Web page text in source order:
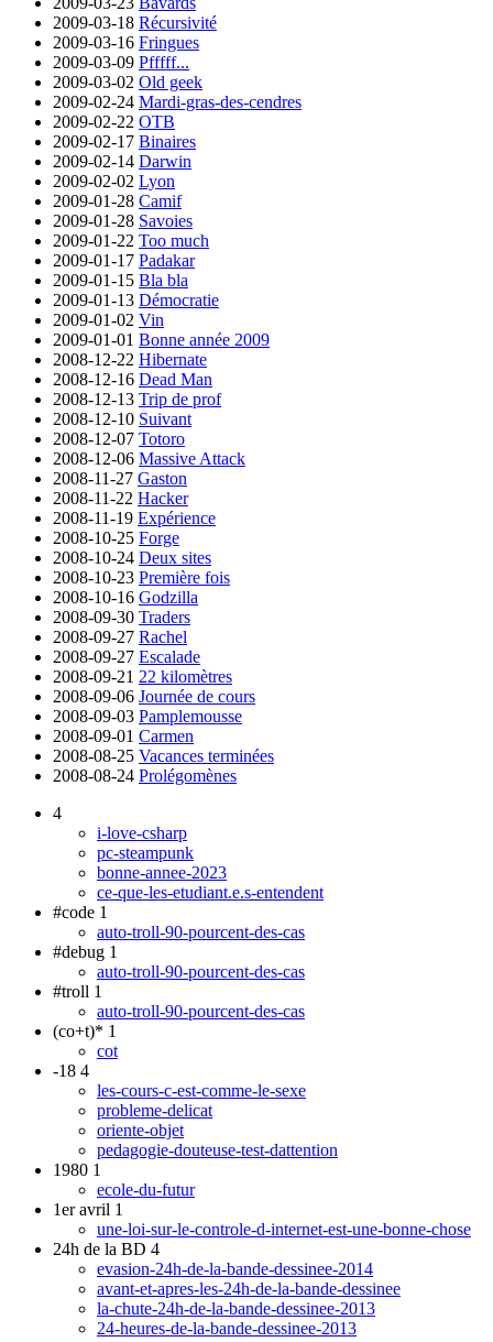
2009-03-18 Récursivité
2009-03-16 Fringues
2009-03-09 Pfffff...
2009-03-02 Old geek
2009-02-24 Mardi-gras-des-cendres
2009-02-22 OTB
2009-02-17 Binaires
2009-02-14 Darwin
2009-02-02 Lyon
2009-01-28 Camif
2009-01-28 Savoies
2009-01-22 Too much
2009-01-17 Padakar
2009-01-15 Bla bla
2009-01-13 Démocratie
2009-01-02 Vin
2009-01-01 Bonne année 2009
2008-12-22 Hibernate
2008-12-16 Dead Man
2008-12-13 Trip de prof
2008-12-10 Suivant
2008-12-07 Totoro
2008-12-06 Massive Attack
2008-11-27 Gaston
2008-11-22 Hacker
2008-11-19 Expérience
2008-10-25 Forge
2008-10-24 Deux sites
2008-10-23 Première fois
2008-10-16 Godzilla
2008-09-30 Traders
2008-09-27 Rachel
2008-09-27 Escalade
2008-09-21 22 kilomètres
2008-09-06 Journée de cours
2008-09-03 Pamplemousse
2008-09-01 Carmen
2008-08-25 Vacances terminées
2008-08-24 Prolégomènes
4
i-love-csharp
pc-steampunk
bonne-annee-2023
ce-que-les-etudiant.e.s-entendent
#code 1
auto-troll-90-pourcent-des-cas
#debug 1
auto-troll-90-pourcent-des-cas
#troll 1
auto-troll-90-pourcent-des-cas
(co+t)* 1
cot
-18 4
les-cours-c-est-comme-le-sexe
probleme-delicat
oriente-objet
pedagogie-douteuse-test-dattention
1980 1
ecole-du-futur
1er avril 1
une-loi-sur-le-controle-d-internet-est-une-bonne-chose
24h de la BD 4
evasion-24h-de-la-bande-dessinee-2014
avant-et-apres-les-24h-de-la-bande-dessinee
la-chute-24h-de-la-bande-dessinee-2013
24-heures-de-la-bande-dessinee-2013